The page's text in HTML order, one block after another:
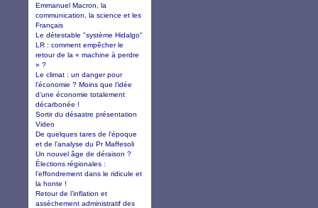
Emmanuel Macron, la
communication, la science et les
Français
Le détestable "système Hidalgo"
LR : comment empêcher le
retour de la « machine à perdre
» ?
Le climat : un danger pour
l’économie ? Moins que l’idée
d’une économie totalement
décarbonée !
Sortir du désastre présentation
Video
De quelques tares de l’époque
et de l’analyse du Pr Maffesoli
Un nouvel âge de déraison ?
Élections régionales :
l’effondrement dans le ridicule et
la honte !
Retour de l’inflation et
assèchement administratif des